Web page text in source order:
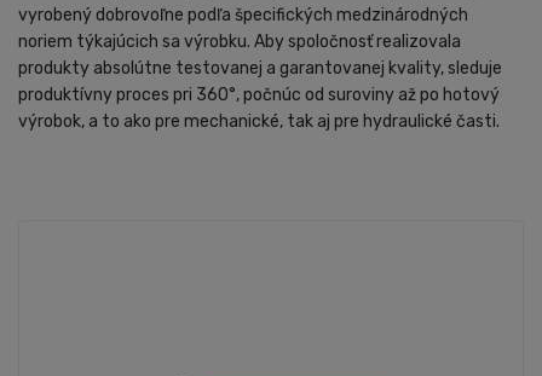
vyrobený dobrovoľne podľa špecifických medzinárodných
noriem týkajúcich sa výrobku. Aby spoločnosť realizovala
produkty absolútne testovanej a garantovanej kvality, sleduje
produktívny proces pri 360°, počnúc od suroviny až po hotový
výrobok, a to ako pre mechanické, tak aj pre hydraulické časti.